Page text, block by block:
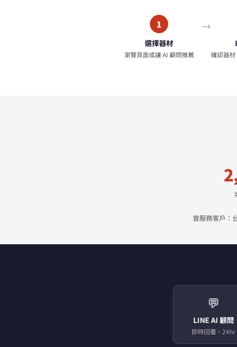
1
選擇器材
瀏覽頁面或讓 AI 顧問推薦 確認器
曾服務客戶：
💬
LINE AI 顧問
即時回覆、24hr